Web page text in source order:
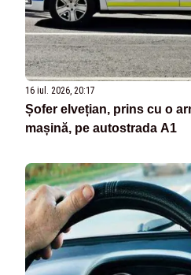
16 iul. 2026, 20:17
Șofer elvețian, prins cu o
mașină, pe autostrada A1